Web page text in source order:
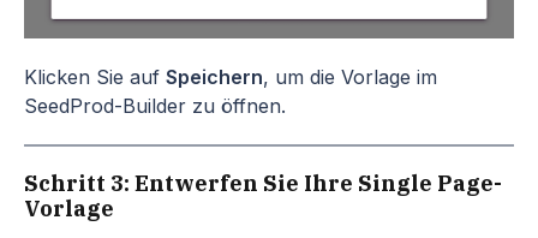
Klicken Sie auf Speichern, um die Vorlage im
SeedProd-Builder zu öffnen.
Schritt 3: Entwerfen Sie Ihre Single Page-
Vorlage